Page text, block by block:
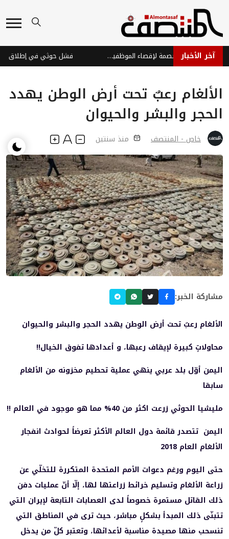
آخر الأخبار مليشيا الحوثي تستخدم لجان البصمة لإقصاء الموظفين وتوظيف عناصرها
الألغام رعبٌ تحت أرض الوطن يهدد
الحجر والبشر والحيوان
خاص - المنتصف منذ سنتين
مشاركة الخبر:
الألغام رعبٌ تحت أرض الوطن يهدد الحجر والبشر والحيوان
محاولاتٍ كبيرة لإيقاف رعبها، و أعدادها تفوق الخيال!!
اليمن أوّل بلد عربي ينهي عملية تحطيم مخزونه من الألغام
سابقا
مليشيا الحوثي زرعت اكثر من 40% مما هو موجود في العالم !!
اليمن تتصدر قائمة دول العالم الأكثر تعرضاً لحوادث انفجار
الألغام العام 2018
حتى اليوم ورغم دعوات الأمم المتحدة المتكررة للتخلّي عن
زراعة الألغام وتسليم خرائط زراعتها لها، إلّا أنّ عمليات دفن
ذلك القاتل مستمرة خصوصاً لدى العصابات التابعة لإيران التي
تتبنّى ذلك المبدأ بشكلٍ مباشر، حيث ترى في المناطق التي
تنسحب منها مصيدة مناسبة لأعدائها، وتعتبر كلّ من يدخل